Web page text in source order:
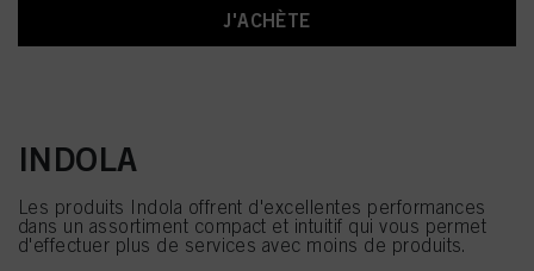
J'ACHÈTE
INDOLA
Les produits Indola offrent d'excellentes performances
dans un assortiment compact et intuitif qui vous permet
d'effectuer plus de services avec moins de produits.​